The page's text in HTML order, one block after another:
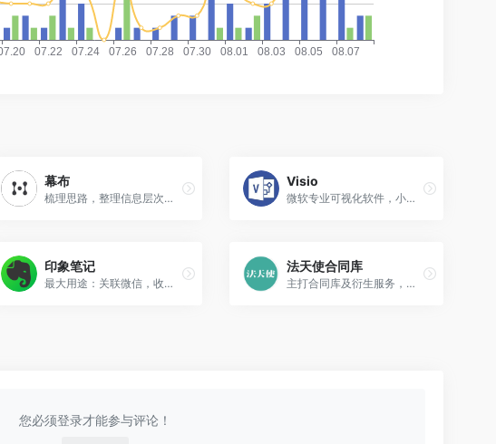
幕布
梳理思路，整理信息层次还是蛮不错的。——会员都领到2030年以后了。
Visio
微软专业可视化软件，小白不推荐，但足够强大。
印象笔记
最大用途：关联微信，收藏公众号文章。
法天使合同库
主打合同库及衍生服务，收费略高。
您必须登录才能参与评论！